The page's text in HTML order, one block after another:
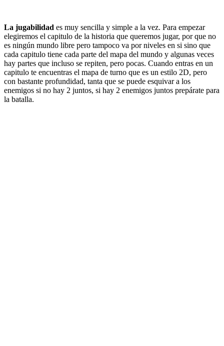
La jugabilidad es muy sencilla y simple a la vez. Para empezar
elegiremos el capitulo de la historia que queremos jugar, por que no
es ningún mundo libre pero tampoco va por niveles en si sino que
cada capitulo tiene cada parte del mapa del mundo y algunas veces
hay partes que incluso se repiten, pero pocas. Cuando entras en un
capitulo te encuentras el mapa de turno que es un estilo 2D, pero
con bastante profundidad, tanta que se puede esquivar a los
enemigos si no hay 2 juntos, si hay 2 enemigos juntos prepárate para
la batalla.